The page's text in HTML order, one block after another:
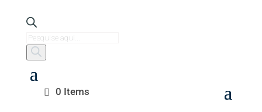
Products
search
0 Items